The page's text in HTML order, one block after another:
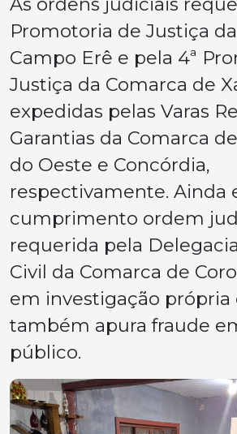
Promotoria de Justiça
Campo Erê e pela 4ª
Justiça da Comarca de
expedidas pelas Varas
Garantias da Comarca
do Oeste e Concórdia,
respectivamente. Ainda
cumprimento ordem
requerida pela
Civil da Comarca de
em investigação própria
também apura fraude
público.